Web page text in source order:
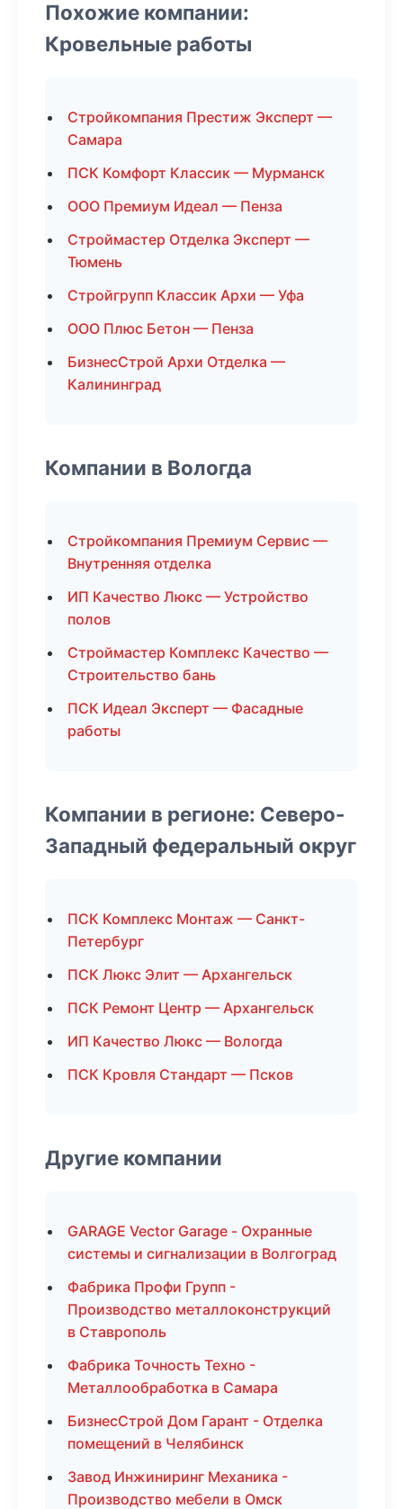
Похожие компании:
Кровельные работы
Стройкомпания Престиж Эксперт —
Самара
ПСК Комфорт Классик — Мурманск
ООО Премиум Идеал — Пенза
Строймастер Отделка Эксперт —
Тюмень
Стройгрупп Классик Архи — Уфа
ООО Плюс Бетон — Пенза
БизнесСтрой Архи Отделка —
Калининград
Компании в Вологда
Стройкомпания Премиум Сервис —
Внутренняя отделка
ИП Качество Люкс — Устройство
полов
Строймастер Комплекс Качество —
Строительство бань
ПСК Идеал Эксперт — Фасадные
работы
Компании в регионе: Северо-
Западный федеральный округ
ПСК Комплекс Монтаж — Санкт-
Петербург
ПСК Люкс Элит — Архангельск
ПСК Ремонт Центр — Архангельск
ИП Качество Люкс — Вологда
ПСК Кровля Стандарт — Псков
Другие компании
GARAGE Vector Garage - Охранные
системы и сигнализации в Волгоград
Фабрика Профи Групп -
Производство металлоконструкций
в Ставрополь
Фабрика Точность Техно -
Металлообработка в Самара
БизнесСтрой Дом Гарант - Отделка
помещений в Челябинск
Завод Инжиниринг Механика -
Производство мебели в Омск